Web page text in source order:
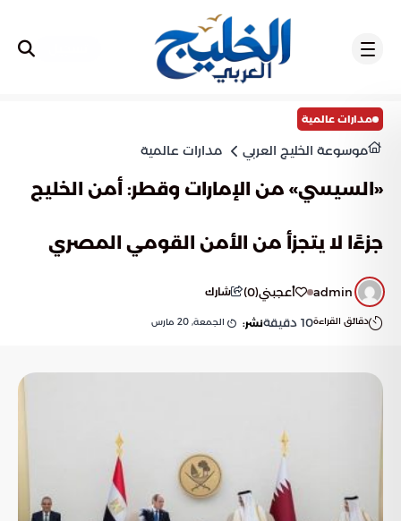
مدارات عالمية
موسوعة الخليج العربي مدارات عالمية
«السيسي» من الإمارات وقطر: أمن الخليج
جزءًا لا يتجزأ من الأمن القومي المصري
admin أعجبني(
0
) شارك
دقائق القراءة10 دقيقةنشر: الجمعة, 20 مارس